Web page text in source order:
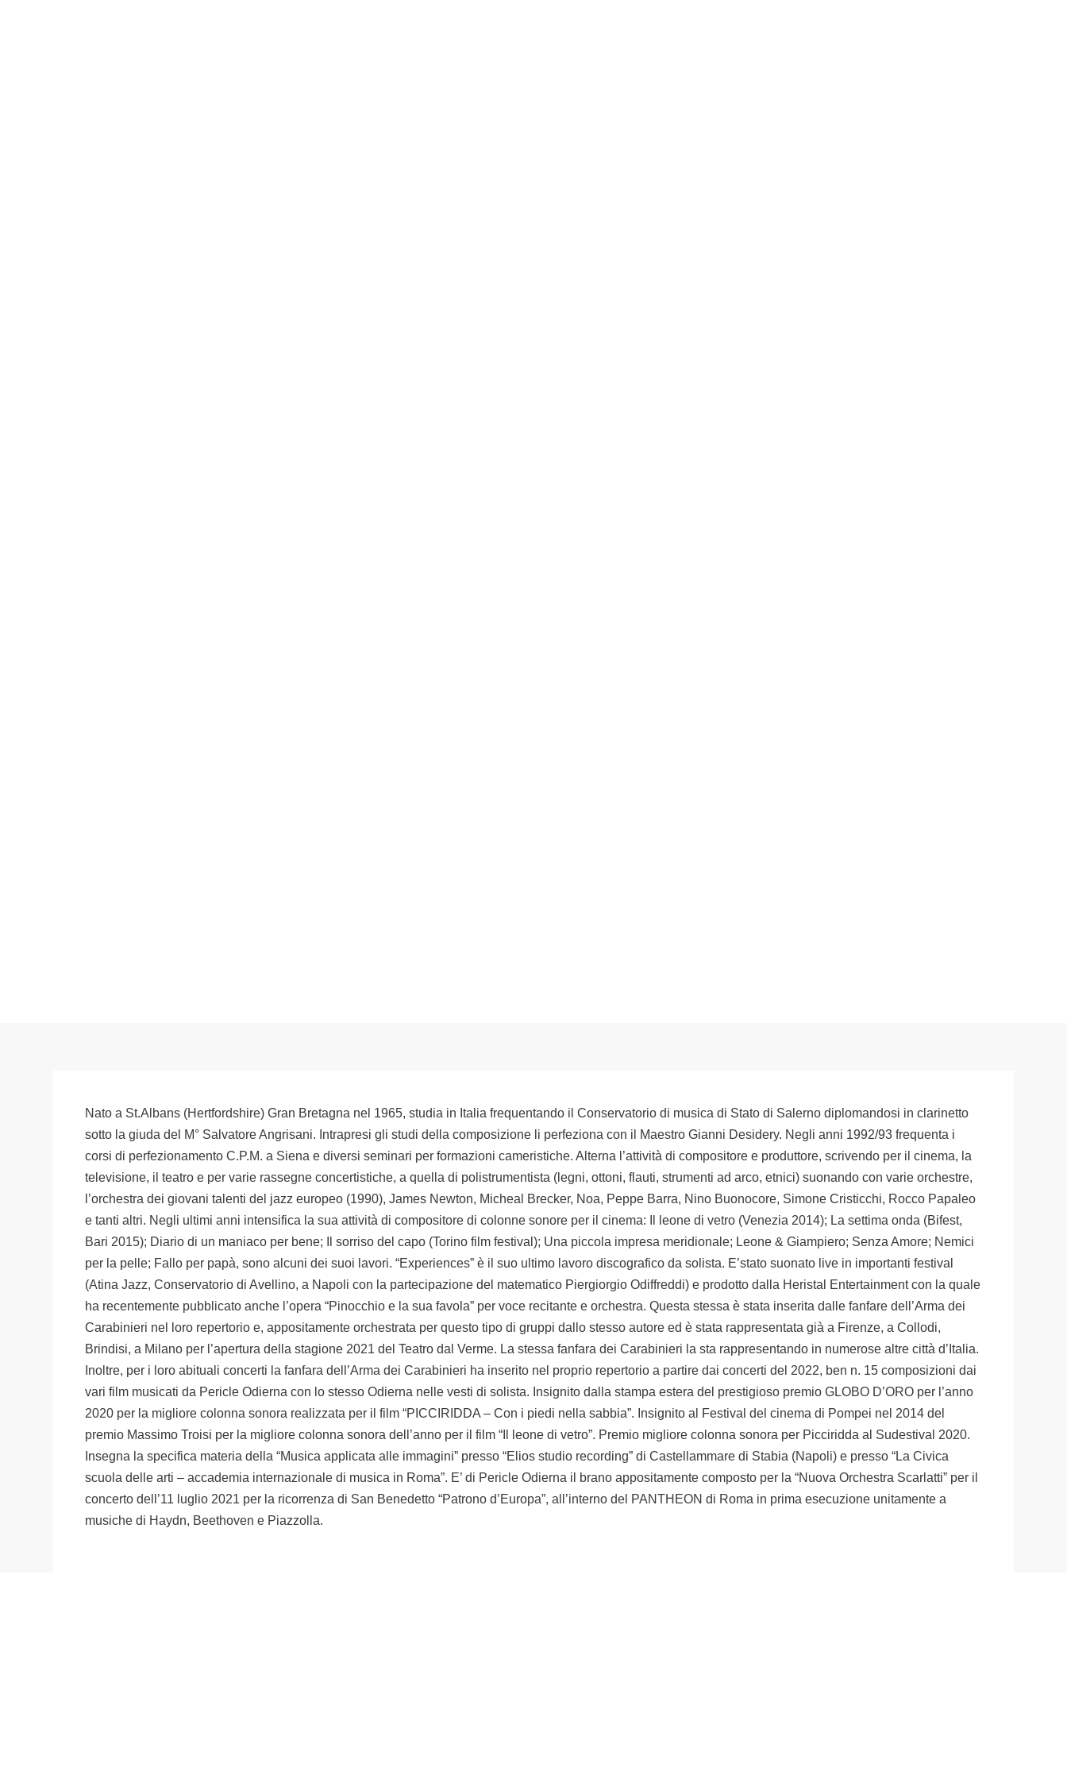
Nato a St.Albans (Hertfordshire) Gran Bretagna nel 1965, studia in Italia frequentando il Conservatorio di musica di Stato di Salerno diplomandosi in clarinetto
sotto la giuda del M° Salvatore Angrisani. Intrapresi gli studi della composizione li perfeziona con il Maestro Gianni Desidery. Negli anni 1992/93 frequenta i
corsi di perfezionamento C.P.M. a Siena e diversi seminari per formazioni cameristiche. Alterna l’attività di compositore e produttore, scrivendo per il cinema, la
televisione, il teatro e per varie rassegne concertistiche, a quella di polistrumentista (legni, ottoni, flauti, strumenti ad arco, etnici) suonando con varie orchestre,
l’orchestra dei giovani talenti del jazz europeo (1990), James Newton, Micheal Brecker, Noa, Peppe Barra, Nino Buonocore, Simone Cristicchi, Rocco Papaleo
e tanti altri. Negli ultimi anni intensifica la sua attività di compositore di colonne sonore per il cinema: Il leone di vetro (Venezia 2014); La settima onda (Bifest,
Bari 2015); Diario di un maniaco per bene; Il sorriso del capo (Torino film festival); Una piccola impresa meridionale; Leone & Giampiero; Senza Amore; Nemici
per la pelle; Fallo per papà, sono alcuni dei suoi lavori. “Experiences” è il suo ultimo lavoro discografico da solista. E’stato suonato live in importanti festival
(Atina Jazz, Conservatorio di Avellino, a Napoli con la partecipazione del matematico Piergiorgio Odiffreddi) e prodotto dalla Heristal Entertainment con la quale
ha recentemente pubblicato anche l’opera “Pinocchio e la sua favola” per voce recitante e orchestra. Questa stessa è stata inserita dalle fanfare dell’Arma dei
Carabinieri nel loro repertorio e, appositamente orchestrata per questo tipo di gruppi dallo stesso autore ed è stata rappresentata già a Firenze, a Collodi,
Brindisi, a Milano per l’apertura della stagione 2021 del Teatro dal Verme. La stessa fanfara dei Carabinieri la sta rappresentando in numerose altre città d’Italia.
Inoltre, per i loro abituali concerti la fanfara dell’Arma dei Carabinieri ha inserito nel proprio repertorio a partire dai concerti del 2022, ben n. 15 composizioni dai
vari film musicati da Pericle Odierna con lo stesso Odierna nelle vesti di solista. Insignito dalla stampa estera del prestigioso premio GLOBO D’ORO per l’anno
2020 per la migliore colonna sonora realizzata per il film “PICCIRIDDA – Con i piedi nella sabbia”. Insignito al Festival del cinema di Pompei nel 2014 del
premio Massimo Troisi per la migliore colonna sonora dell’anno per il film “Il leone di vetro”. Premio migliore colonna sonora per Picciridda al Sudestival 2020.
Insegna la specifica materia della “Musica applicata alle immagini” presso “Elios studio recording” di Castellammare di Stabia (Napoli) e presso “La Civica
scuola delle arti – accademia internazionale di musica in Roma”. E’ di Pericle Odierna il brano appositamente composto per la “Nuova Orchestra Scarlatti” per il
concerto dell’11 luglio 2021 per la ricorrenza di San Benedetto “Patrono d’Europa”, all’interno del PANTHEON di Roma in prima esecuzione unitamente a
musiche di Haydn, Beethoven e Piazzolla.